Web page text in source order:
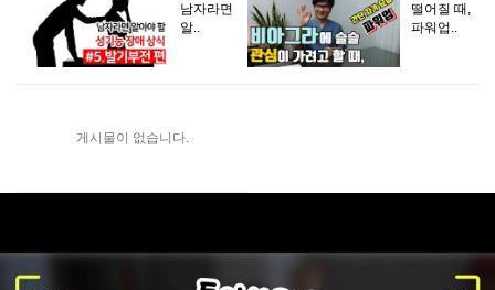
남자라면
알..
떨어질 때,
파워업..
게시물이 없습니다.